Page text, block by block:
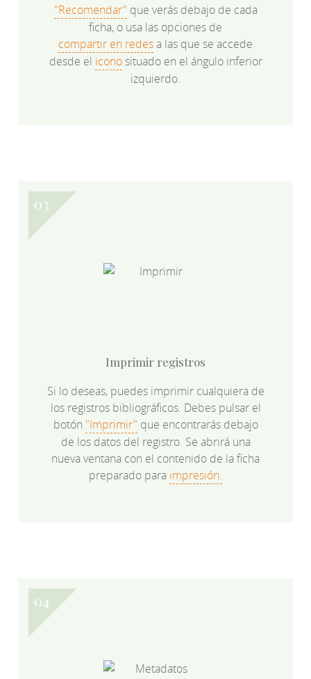
"Recomendar" que verás debajo de cada
ficha, o usa las opciones de
compartir en redesa las que se accede
desde el iconosituado en el ángulo inferior
izquierdo.
Imprimir registros
Si lo deseas, puedes imprimir cualquiera de
los registros bibliográficos. Debes pulsar el
botón "Imprimir" que encontrarás debajo
de los datos del registro. Se abrirá una
nueva ventana con el contenido de la ficha
preparado para impresión.